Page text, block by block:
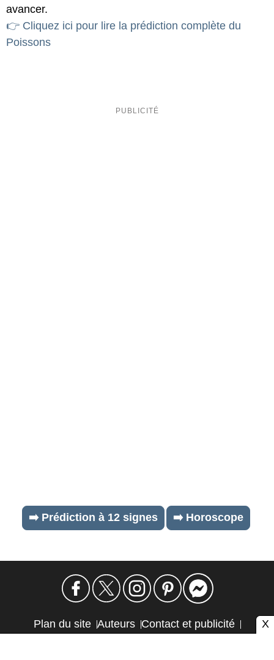
avancer.
👉 Cliquez ici pour lire la prédiction complète du
Poissons
➡️ Prédiction à 12 signes ➡️ Horoscope
Plan du site Auteurs Contact et publicité
X